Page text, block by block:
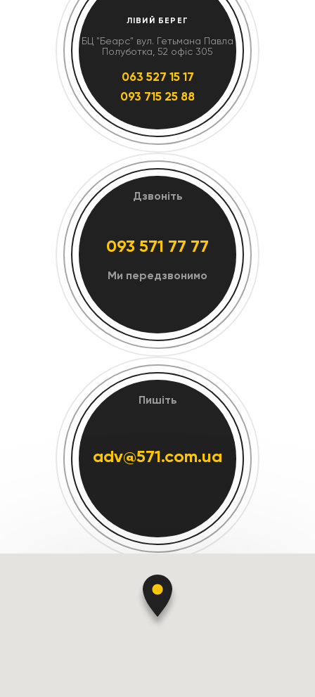
ЛІВИЙ БЕРЕГ
БЦ "Беарс" вул. Гетьмана Павла
Полуботка, 52 офіс 305
063 527 15 17
093 715 25 88
Дзвоніть
093 571 77 77
Ми передзвонимо
Пишіть
adv@571.com.ua